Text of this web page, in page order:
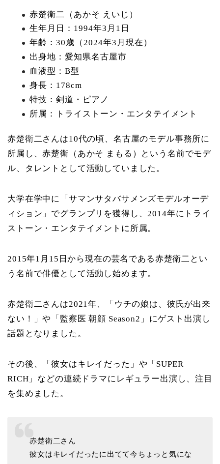
赤楚衛二（あかそ えいじ）
生年月日：1994年3月1日
年齢：30歳（2024年3月現在）
出身地：愛知県名古屋市
血液型：B型
身長：178cm
特技：剣道・ピアノ
所属：トライストーン・エンタテイメント
赤楚衛二さんは10代の頃、名古屋のモデル事務所に
所属し、赤楚衛（あかそ まもる）という名前でモデ
ル、タレントとして活動していました。
大学在学中に「サマンサタバサメンズモデルオーデ
ィション」でグランプリを獲得し、2014年にトライ
ストーン・エンタテイメントに所属。
2015年1月15日から現在の芸名である赤楚衛二とい
う名前で俳優として活動し始めます。
赤楚衛二さんは2021年、「ウチの娘は、彼氏が出来
ない！」や「監察医 朝顔 Season2」にゲスト出演し
話題となりました。
その後、「彼女はキレイだった」や「SUPER
RICH」などの連続ドラマにレギュラー出演し、注目
を集めました。
赤楚衛二さん
彼女はキレイだったに出てて今ちょっと気にな